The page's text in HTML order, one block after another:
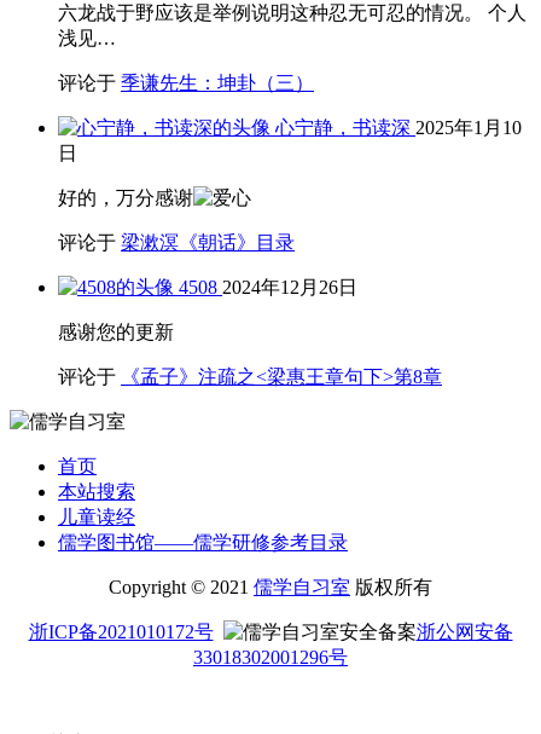
六龙战于野应该是举例说明这种忍无可忍的情况。 个人
浅见…
评论于 季谦先生：坤卦（三）
心宁静，书读深 2025年1月10
日
好的，万分感谢
评论于 梁漱溟《朝话》目录
4508 2024年12月26日
感谢您的更新
评论于 《孟子》注疏之<梁惠王章句下>第8章
首页
本站搜索
儿童读经
儒学图书馆——儒学研修参考目录
Copyright © 2021 儒学自习室 版权所有
浙ICP备2021010172号
浙公网安备
33018302001296号